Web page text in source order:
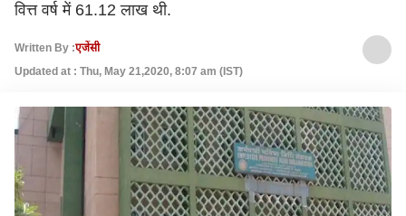
वित्त वर्ष में 61.12 लाख थी.
Written By :एजेंसी
Updated at : Thu, May 21,2020, 8:07 am (IST)